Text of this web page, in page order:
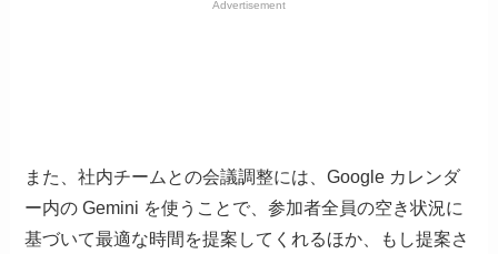
Advertisement
また、社内チームとの会議調整には、Google カレンダ
ー内の Gemini を使うことで、参加者全員の空き状況に
基づいて最適な時間を提案してくれるほか、もし提案さ